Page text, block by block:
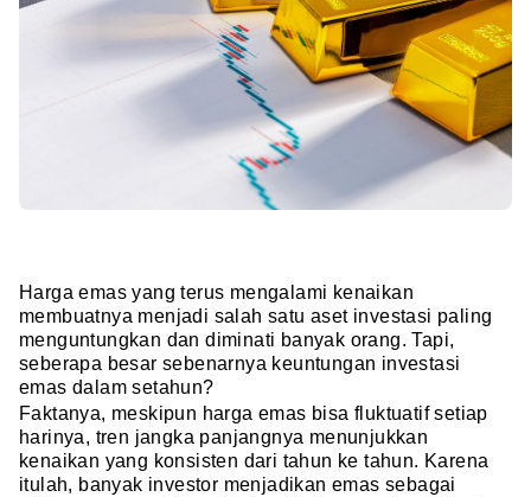
Harga emas yang terus mengalami kenaikan
membuatnya menjadi salah satu aset investasi paling
menguntungkan dan diminati banyak orang. Tapi,
seberapa besar sebenarnya keuntungan investasi
emas dalam setahun?
Faktanya, meskipun harga emas bisa fluktuatif setiap
harinya, tren jangka panjangnya menunjukkan
kenaikan yang konsisten dari tahun ke tahun. Karena
itulah, banyak investor menjadikan emas sebagai